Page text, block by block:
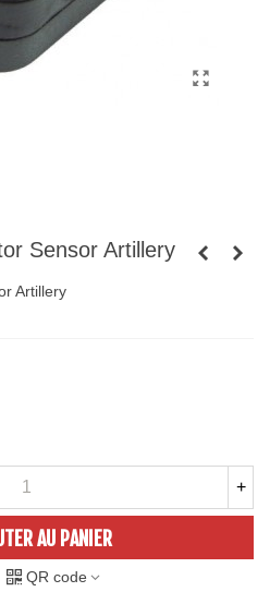
Sensor Artillery
Artillery
+
AU PANIER
QR code